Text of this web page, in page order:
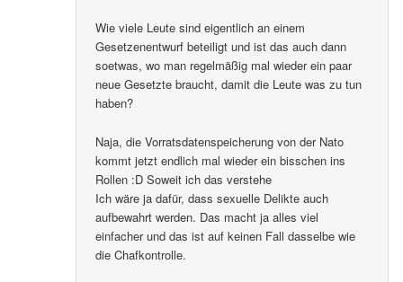
Wie viele Leute sind eigentlich an einem
Gesetzenentwurf beteiligt und ist das auch dann
soetwas, wo man regelmäßig mal wieder ein paar
neue Gesetzte braucht, damit die Leute was zu tun
haben?
Naja, die Vorratsdatenspeicherung von der Nato
kommt jetzt endlich mal wieder ein bisschen ins
Rollen :D Soweit ich das verstehe
Ich wäre ja dafür, dass sexuelle Delikte auch
aufbewahrt werden. Das macht ja alles viel
einfacher und das ist auf keinen Fall dasselbe wie
die Chafkontrolle.